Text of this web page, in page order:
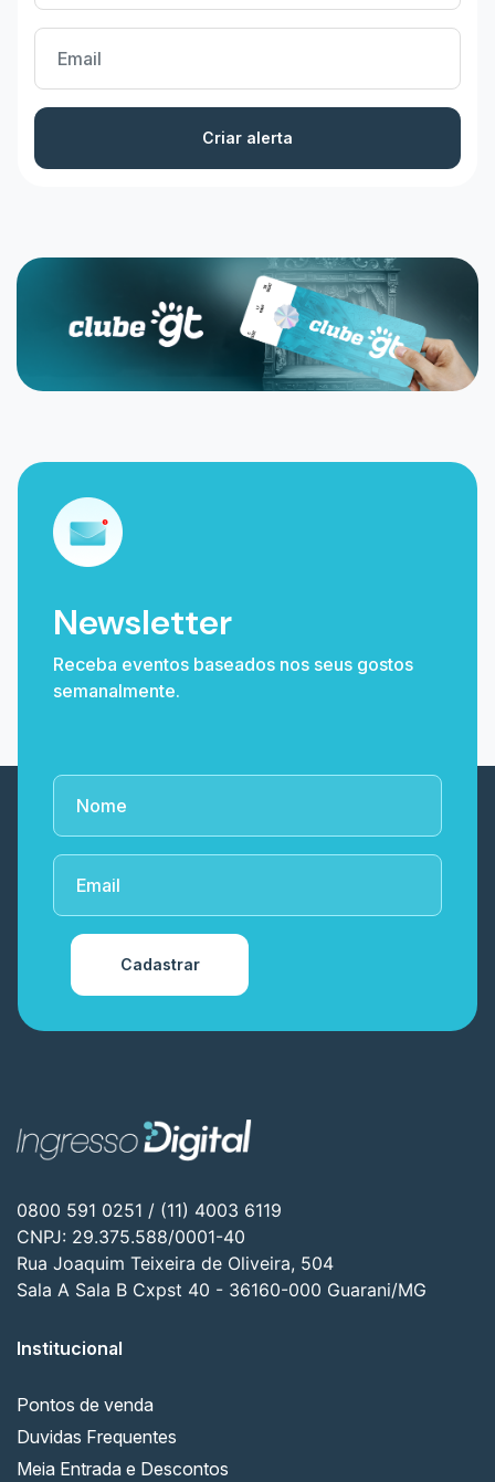
Criar alerta
Newsletter
Receba eventos baseados nos seus gostos
semanalmente.
Cadastrar
0800 591 0251 / (11) 4003 6119
CNPJ: 29.375.588/0001-40
Rua Joaquim Teixeira de Oliveira, 504
Sala A Sala B Cxpst 40 - 36160-000 Guarani/MG
Institucional
Pontos de venda
Duvidas Frequentes
Meia Entrada e Descontos